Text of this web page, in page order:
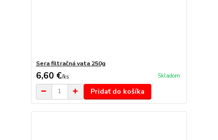
Sera filtračná vata 250g
6,60 €/ks Skladom
Pridať do košíka